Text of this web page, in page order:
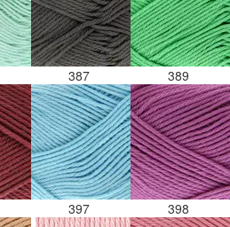
387 389
397 398